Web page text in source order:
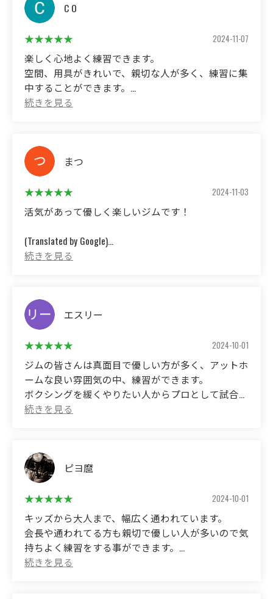
C O
2024-11-07
楽しく心地よく練習できます。
空間、用具がきれいで、親切な人が多く、練習に集
中することができます。
The space, equipment is clean, and there are many kind
people, so you can concentrate on practicing.
まつ
2024-11-03
活気があって優しく楽しいジムです！
(Translated by Google)
It's a lively, friendly and fun gym!
エスリー
2024-10-01
ジムの皆さんは真面目で優しい方が多く、アットホ
ームな良い雰囲気の中、練習ができます。
ボクシングを緩くやりたい人からプロとして試合に
出る人まで幅広くいるため、どなたでも馴染みやす
(Translated by Google)
Most of the people at the gym are serious and kind, and you
can practice in a homely atmosphere.
We have a wide range of people, from people who just want
to take up boxing to people who compete professionally, so I
think it's an environment that anyone can easily get used to.
ピヨ麿
2024-10-01
キッズから大人まで、幅広く通われています。
会長や通われてる方も親切で優しい人が多いので気
持ちよく練習をする事ができます。
格闘技ジム特有の怖い感じとかもなく、時間も平日